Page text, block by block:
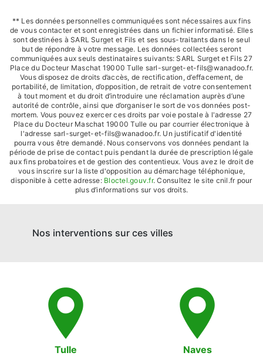
** Les données personnelles communiquées sont nécessaires aux fins
de vous contacter et sont enregistrées dans un fichier informatisé. Elles
sont destinées à SARL Surget et Fils et ses sous-traitants dans le seul
but de répondre à votre message. Les données collectées seront
communiquées aux seuls destinataires suivants: SARL Surget et Fils 27
Place du Docteur Maschat 19000 Tulle sarl-surget-et-fils@wanadoo.fr.
Vous disposez de droits d’accès, de rectification, d’effacement, de
portabilité, de limitation, d’opposition, de retrait de votre consentement
à tout moment et du droit d’introduire une réclamation auprès d’une
autorité de contrôle, ainsi que d’organiser le sort de vos données post-
mortem. Vous pouvez exercer ces droits par voie postale à l'adresse 27
Place du Docteur Maschat 19000 Tulle ou par courrier électronique à
l'adresse sarl-surget-et-fils@wanadoo.fr. Un justificatif d'identité
pourra vous être demandé. Nous conservons vos données pendant la
période de prise de contact puis pendant la durée de prescription légale
aux fins probatoires et de gestion des contentieux. Vous avez le droit de
vous inscrire sur la liste d'opposition au démarchage téléphonique,
disponible à cette adresse: Bloctel.gouv.fr. Consultez le site cnil.fr pour
plus d’informations sur vos droits.
Nos interventions sur ces villes
Tulle Naves